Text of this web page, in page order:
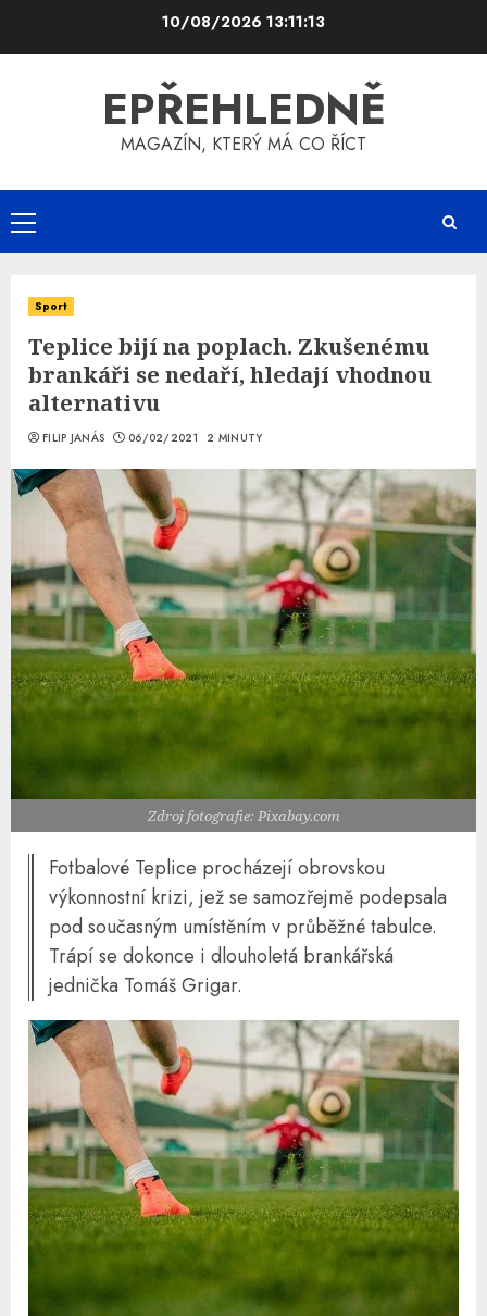
10/08/2026 13:11:14
EPŘEHLEDNĚ
MAGAZÍN, KTERÝ MÁ CO ŘÍCT
Primary
Menu
Sport
Teplice bijí na poplach. Zkušenému
brankáři se nedaří, hledají vhodnou
alternativu
FILIP JANÁS 06/02/2021 2 MINUTY
Zdroj fotografie: Pixabay.com
Fotbalové Teplice procházejí obrovskou
výkonnostní krizi, jež se samozřejmě podepsala
pod současným umístěním v průběžné tabulce.
Trápí se dokonce i dlouholetá brankářská
jednička Tomáš Grigar.